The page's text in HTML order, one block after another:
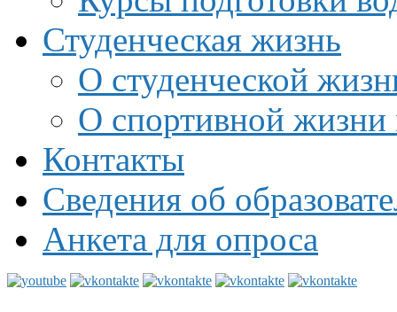
Студенческая жизнь
О студенческой
О спортивной жизни
Контакты
Сведения об
Анкета для опроса